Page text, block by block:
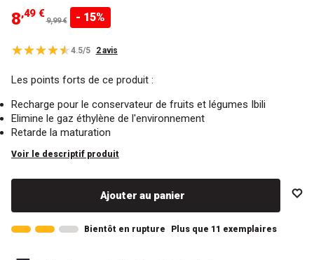
8,49 €
9,99 € - 15%
4.5/5 2 avis
Les points forts de ce produit :
Recharge pour le conservateur de fruits et légumes Ibili
Elimine le gaz éthylène de l'environnement
Retarde la maturation
Voir le descriptif produit
Ajouter au panier
Bientôt en rupture Plus que 11 exemplaires